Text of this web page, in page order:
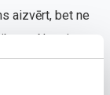
aizvērt, bet ne
Negaisa
vēju, kas var
vieglākas